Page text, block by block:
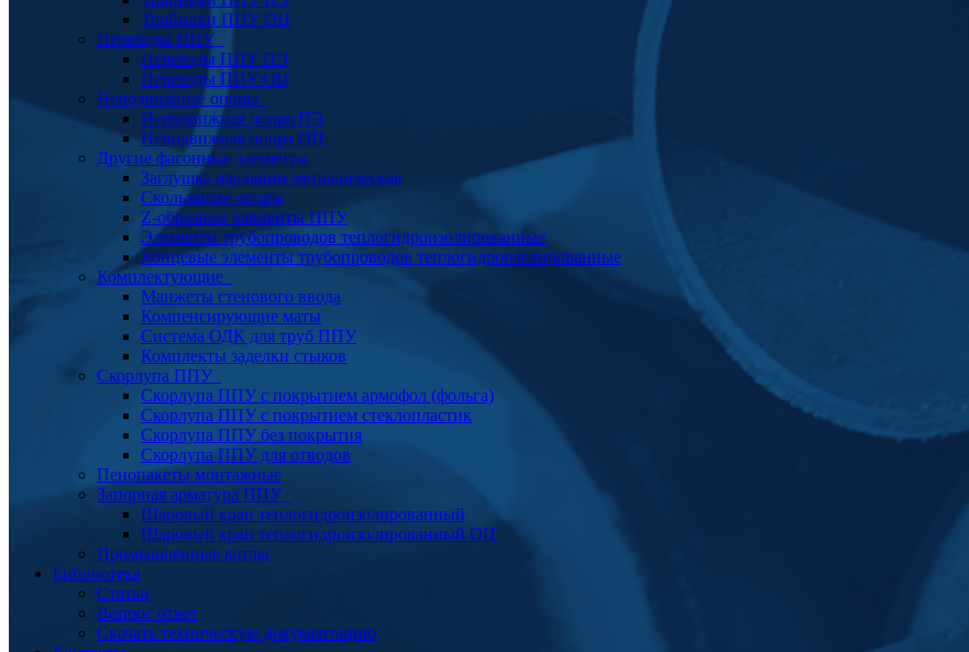
Тройники ППУ ОЦ
Переходы ППУ
Переходы ППУ ПЭ
Переходы ППУ ОЦ
Неподвижные опоры
Неподвижная опора ПЭ
Неподвижная опора ОЦ
Другие фасонные элементы
Заглушка изоляции металлическая
Скользящие опоры
Z-образные элементы ППУ
Элементы трубопроводов теплогидроизолированные
Концевые элементы трубопроводов теплогидроизолированные
Комплектующие
Манжеты стенового ввода
Компенсирующие маты
Система ОДК для труб ППУ
Комплекты заделки стыков
Скорлупа ППУ
Скорлупа ППУ с покрытием армофол (фольга)
Скорлупа ППУ с покрытием стеклопластик
Скорлупа ППУ без покрытия
Скорлупа ППУ для отводов
Пенопакеты монтажные
Запорная арматура ППУ
Шаровый кран теплогидроизолированный
Шаровый кран теплогидроизолированный ОЦ
Промышленные котлы
Библиотека
Статьи
Вопрос ответ
Скачать техническую документацию